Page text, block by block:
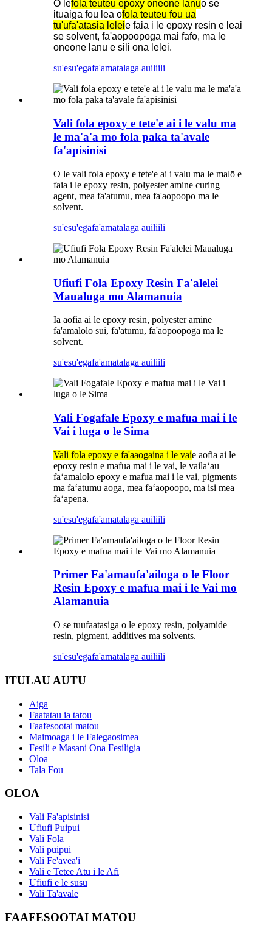
O lefola teuteu epoxy oneone lanuo se
ituaiga fou lea ofola teuteu fou ua
tu'ufa'atasia leleie faia i le epoxy resin e leai
se solvent, fa'aopoopoga mai fafo, ma le
oneone lanu e sili ona lelei.
su'esu'egafa'amatalaga auiliili
Vali fola epoxy e tete'e ai i le valu ma
le ma'a'a mo fola paka ta'avale
fa'apisinisi
O le vali fola epoxy e tete'e ai i valu ma le malō e
faia i le epoxy resin, polyester amine curing
agent, mea fa'atumu, mea fa'aopoopo ma le
solvent.
su'esu'egafa'amatalaga auiliili
Ufiufi Fola Epoxy Resin Fa'alelei
Maualuga mo Alamanuia
Ia aofia ai le epoxy resin, polyester amine
fa'amalolo sui, fa'atumu, fa'aopoopoga ma le
solvent.
su'esu'egafa'amatalaga auiliili
Vali Fogafale Epoxy e mafua mai i le
Vai i luga o le Sima
Vali fola epoxy e fa'aaogaina i le vaie aofia ai le
epoxy resin e mafua mai i le vai, le vailaʻau
faʻamalolo epoxy e mafua mai i le vai, pigments
ma faʻatumu aoga, mea faʻaopoopo, ma isi mea
faʻapena.
su'esu'egafa'amatalaga auiliili
Primer Fa'amaufa'ailoga o le Floor
Resin Epoxy e mafua mai i le Vai mo
Alamanuia
O se tuufaatasiga o le epoxy resin, polyamide
resin, pigment, additives ma solvents.
su'esu'egafa'amatalaga auiliili
ITULAU AUTU
Aiga
Faatatau ia tatou
Faafesootai matou
Maimoaga i le Falegaosimea
Fesili e Masani Ona Fesiligia
Oloa
Tala Fou
OLOA
Vali Fa'apisinisi
Ufiufi Puipui
Vali Fola
Vali puipui
Vali Fe'avea'i
Vali e Tetee Atu i le Afi
Ufiufi e le susu
Vali Ta'avale
FAAFESOOTAI MATOU